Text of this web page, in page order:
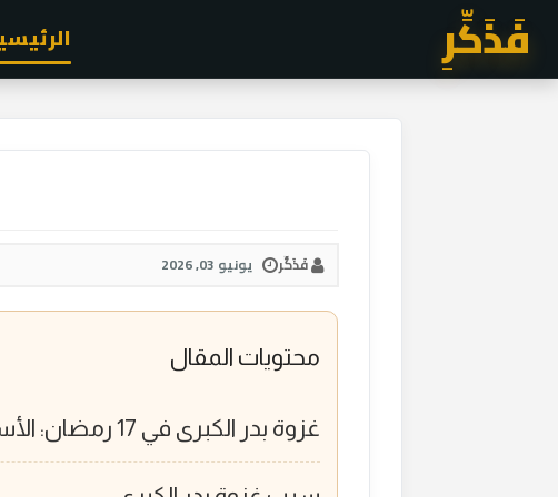
فَذَكِّرِ
فَذَكِّر يونيو 03, 2026
محتويات المقال
غزوة بدر الكبرى في 17 رمضان: الأسباب والأحداث والنتائج كاملة